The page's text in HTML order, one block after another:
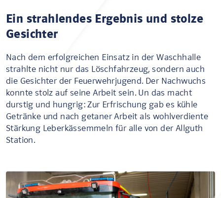
Ein strahlendes Ergebnis und stolze
Gesichter
Nach dem erfolgreichen Einsatz in der Waschhalle
strahlte nicht nur das Löschfahrzeug, sondern auch
die Gesichter der Feuerwehrjugend. Der Nachwuchs
konnte stolz auf seine Arbeit sein. Un das macht
durstig und hungrig: Zur Erfrischung gab es kühle
Getränke und nach getaner Arbeit als wohlverdiente
Stärkung Leberkässemmeln für alle von der Allguth
Station.